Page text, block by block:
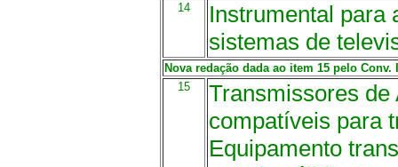
14
Instrumental para
sistemas de
Nova redação dada ao item 15 pelo
15
Transmissores
compatíveis para
Equipamento